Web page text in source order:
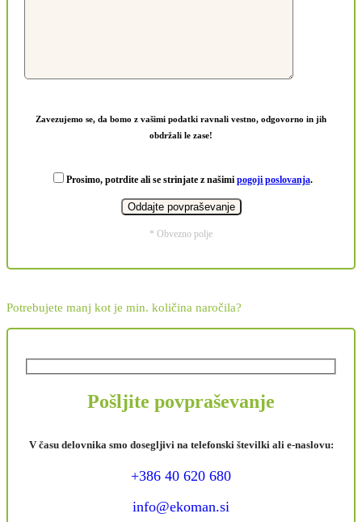
Zavezujemo se, da bomo z vašimi podatki ravnali vestno, odgovorno in jih
obdržali le zase!
Prosimo, potrdite ali se strinjate z našimi pogoji poslovanja.
* Obvezno polje
Potrebujete manj kot je min. količina naročila?
Pošljite povpraševanje
V času delovnika smo dosegljivi na telefonski številki ali e-naslovu:
+386 40 620 680
info@ekoman.si